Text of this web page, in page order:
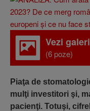
Vezi
(6 poze)
Piaţa de
mulţi investitori şi,
pacienţi. Totuşi,